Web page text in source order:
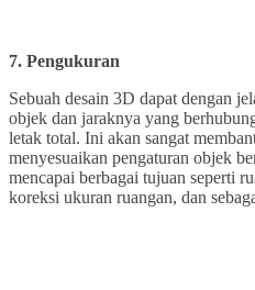
7. Pengukuran
Sebuah desain 3D dapat dengan
objek dan jaraknya yang
letak total. Ini akan sangat
menyesuaikan pengaturan objek
mencapai berbagai tujuan seperti
koreksi ukuran ruangan, dan